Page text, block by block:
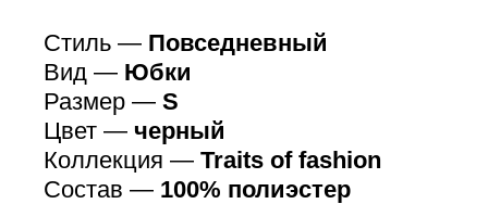
Стиль — Повседневный
Вид — Юбки
Размер — S
Цвет — черный
Коллекция — Traits of fashion
Состав — 100% полиэстер